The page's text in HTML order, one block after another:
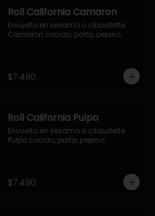
Roll California Camaron
Envuelto en sesamo o ciboullette.
Camaron cocido, palta, pepino.
$7.490
Roll California Pulpo
Envuelto en sesamo o ciboullette.
Pulpo cocido, palta, pepino.
$7.490